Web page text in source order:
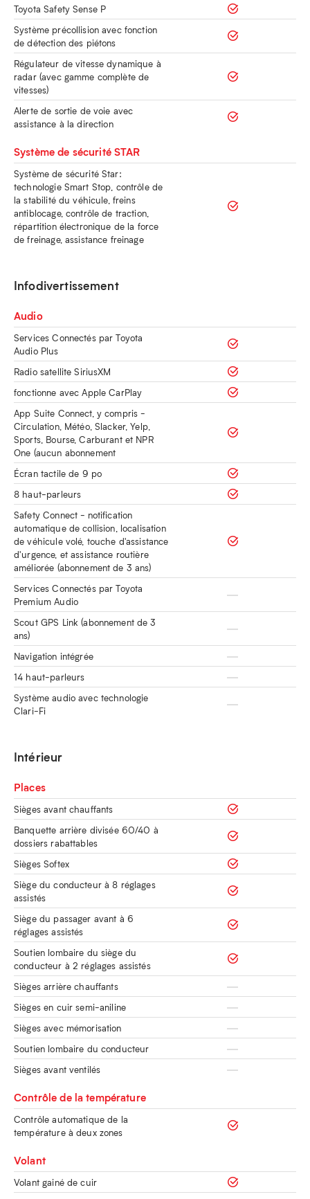
Toyota Safety Sense P
Système précollision avec fonction
de détection des piétons
Régulateur de vitesse dynamique à
radar (avec gamme complète de
vitesses)
Alerte de sortie de voie avec
assistance à la direction
Système de sécurité STAR
Système de sécurité Star:
technologie Smart Stop, contrôle de
la stabilité du véhicule, freins
antiblocage, contrôle de traction,
répartition électronique de la force
de freinage, assistance freinage
Infodivertissement
Audio
Services Connectés par Toyota
Audio Plus
Radio satellite SiriusXM
fonctionne avec Apple CarPlay
App Suite Connect, y compris -
Circulation, Météo, Slacker, Yelp,
Sports, Bourse, Carburant et NPR
One (aucun abonnement
Écran tactile de 9 po
8 haut-parleurs
Safety Connect - notification
automatique de collision, localisation
de véhicule volé, touche d'assistance
d'urgence, et assistance routière
améliorée (abonnement de 3 ans)
Services Connectés par Toyota
Premium Audio
Scout GPS Link (abonnement de 3
ans)
Navigation intégrée
14 haut-parleurs
Système audio avec technologie
Clari-Fi
Intérieur
Places
Sièges avant chauffants
Banquette arrière divisée 60/40 à
dossiers rabattables
Sièges Softex
Siège du conducteur à 8 réglages
assistés
Siège du passager avant à 6
réglages assistés
Soutien lombaire du siège du
conducteur à 2 réglages assistés
Sièges arrière chauffants
Sièges en cuir semi-aniline
Sièges avec mémorisation
Soutien lombaire du conducteur
Sièges avant ventilés
Contrôle de la température
Contrôle automatique de la
température à deux zones
Volant
Volant gainé de cuir